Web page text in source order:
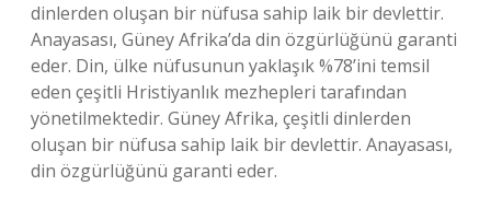
dinlerden oluşan bir nüfusa sahip laik bir devlettir.
Anayasası, Güney Afrika’da din özgürlüğünü garanti
eder. Din, ülke nüfusunun yaklaşık %78’ini temsil
eden çeşitli Hristiyanlık mezhepleri tarafından
yönetilmektedir. Güney Afrika, çeşitli dinlerden
oluşan bir nüfusa sahip laik bir devlettir. Anayasası,
din özgürlüğünü garanti eder.